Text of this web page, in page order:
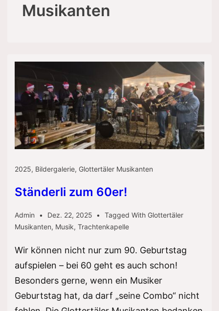
Musikanten
2025, Bildergalerie, Glottertäler Musikanten
Ständerli zum 60er!
Admin Dez. 22, 2025 Tagged With Glottertäler
Musikanten, Musik, Trachtenkapelle
Wir können nicht nur zum 90. Geburtstag
aufspielen – bei 60 geht es auch schon!
Besonders gerne, wenn ein Musiker
Geburtstag hat, da darf „seine Combo“ nicht